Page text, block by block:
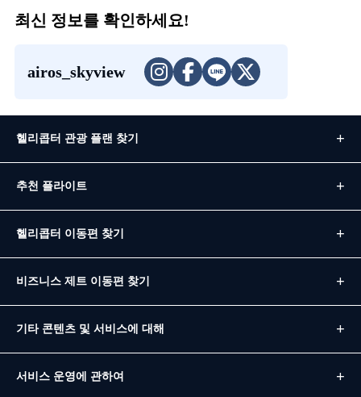
최신 정보를 확인하세요!
airos_skyview
헬리콥터 관광 플랜 찾기
추천 플라이트
헬리콥터 이동편 찾기
비즈니스 제트 이동편 찾기
기타 콘텐츠 및 서비스에 대해
서비스 운영에 관하여